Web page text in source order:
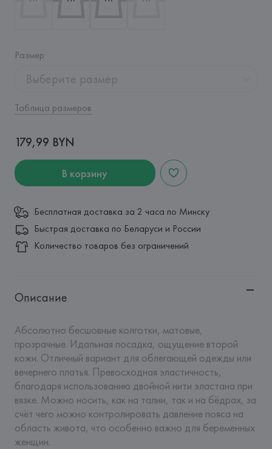
Размер:
Выберите размер
Таблица размеров
179,99 BYN
В корзину
Бесплатная доставка за 2 часа по Минску
Быстрая доставка по Беларуси и России
Количество товаров без ограничений
Описание
Абсолютно бесшовные колготки, матовые,
прозрачные. Идальная посадка, ощущение второй
кожи. Отличный вариант для облегающей одежды или
вечернего платья. Превосходная эластичность,
благодаря использованию двойной нити эластана при
вязке. Можно носить, как на талии, так и на бёдрах, за
счёт чего можно контролировать давление пояса на
область живота, что особенно важно для беременных
женщин.